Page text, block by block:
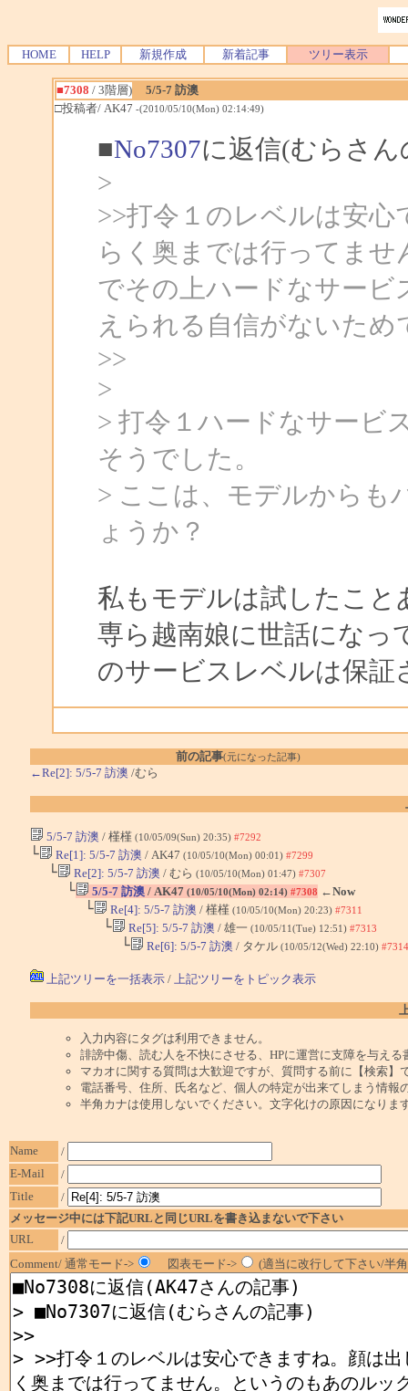
HOME HELP 新規作成 新着記事 ツリー表示
■7308 / 3階層)
5/5-7 訪澳
□投稿者/ AK47 -(2010/05/10(Mon) 02:14:49)
■No7307に返信(むらさん
>
>>打令１のレベルは安
らく奥までは行ってま
でその上ハードなサービ
えられる自信がないた
>>
>
> 打令１ハードなサー
そうでした。
> ここは、モデルからも
ょうか？
私もモデルは試したこと
専ら越南娘に世話になっ
のサービスレベルは保
前の記事(元になった記事)
←Re[2]: 5/5-7 訪澳 /むら
5/5-7 訪澳 / 槿槿 (10/05/09(Sun) 20:35) #7292
└ Re[1]: 5/5-7 訪澳 / AK47 (10/05/10(Mon) 00:01) #7299
└ Re[2]: 5/5-7 訪澳 / むら (10/05/10(Mon) 01:47) #7307
└ 5/5-7 訪澳/ AK47 (10/05/10(Mon) 02:14) #7308 ←Now
└ Re[4]: 5/5-7 訪澳 / 槿槿 (10/05/10(Mon) 20:23) #7311
└ Re[5]: 5/5-7 訪澳 / 雄一 (10/05/11(Tue) 12:51) #7313
└ Re[6]: 5/5-7 訪澳 / タケル (10/05/12(Wed) 22:10) #7314
上記ツリーを一括表示/ 上記ツリーをトピック表示
入力内容にタグは利用できません。
誹謗中傷、読む人を不快にさせる、HPに運営に支障を与え
マカオに関する質問は大歓迎ですが、質問する前に【検索】
電話番号、住所、氏名など、個人の特定が出来てしまう情報
半角カナは使用しないでください。文字化けの原因になりま
Name
/
E-Mail
/
Title
/
メッセージ中には下記URLと同じURLを書き込まないで下さい
URL
/
Comment/ 通常モード->
図表モード-> (適当に改行して下さい/半